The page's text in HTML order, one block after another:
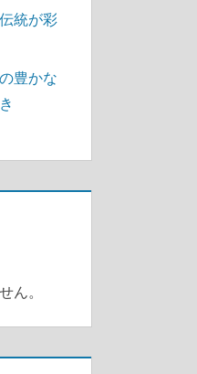
統が彩
豊かな
ん。